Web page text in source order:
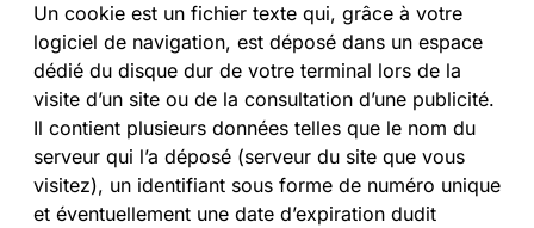
Un cookie est un fichier texte qui, grâce à votre
logiciel de navigation, est déposé dans un espace
dédié du disque dur de votre terminal lors de la
visite d’un site ou de la consultation d’une publicité.
Il contient plusieurs données telles que le nom du
serveur qui l’a déposé (serveur du site que vous
visitez), un identifiant sous forme de numéro unique
et éventuellement une date d’expiration dudit